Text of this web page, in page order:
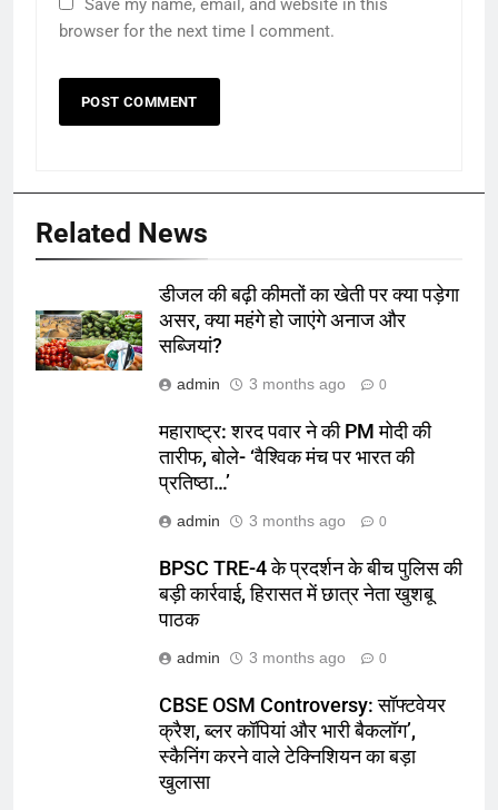
Save my name, email, and website in this
browser for the next time I comment.
Related News
डीजल की बढ़ी कीमतों का खेती पर क्या पड़ेगा
असर, क्या महंगे हो जाएंगे अनाज और
सब्जियां?
admin 3 months ago 0
महाराष्ट्र: शरद पवार ने की PM मोदी की
तारीफ, बोले- ‘वैश्विक मंच पर भारत की
प्रतिष्ठा…’
admin 3 months ago 0
BPSC TRE-4 के प्रदर्शन के बीच पुलिस की
बड़ी कार्रवाई, हिरासत में छात्र नेता खुशबू
पाठक
admin 3 months ago 0
CBSE OSM Controversy: सॉफ्टवेयर
क्रैश, ब्लर कॉपियां और भारी बैकलॉग’,
स्कैनिंग करने वाले टेक्निशियन का बड़ा
खुलासा